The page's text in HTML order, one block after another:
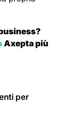
Axepta più
per